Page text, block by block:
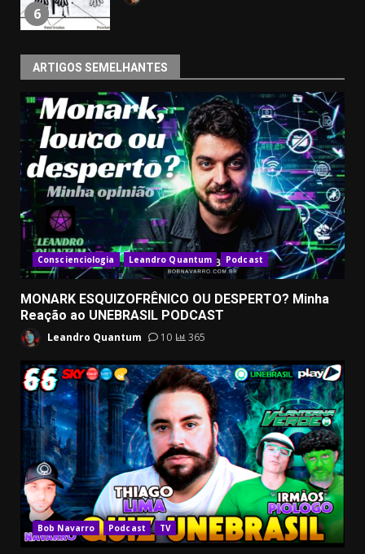
6
ARTIGOS SEMELHANTES
Conscienciologia Leandro Quantum Podcast
MONARK ESQUIZOFRÊNICO OU DESPERTO? Minha
Reação ao UNEBRASIL PODCAST
Leandro Quantum 10 365
Bob Navarro Podcast TV